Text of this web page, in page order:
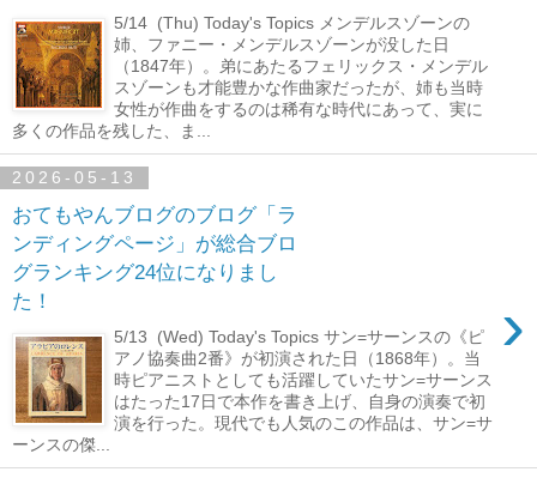
5/14 (Thu) Today's Topics メンデルスゾーンの
姉、ファニー・メンデルスゾーンが没した日
（1847年）。弟にあたるフェリックス・メンデル
スゾーンも才能豊かな作曲家だったが、姉も当時
女性が作曲をするのは稀有な時代にあって、実に
多くの作品を残した、ま...
2026-05-13
おてもやんブログのブログ「ラ
ンディングページ」が総合ブロ
グランキング24位になりまし
た！
›
5/13 (Wed) Today's Topics サン=サーンスの《ピ
アノ協奏曲2番》が初演された日（1868年）。当
時ピアニストとしても活躍していたサン=サーンス
はたった17日で本作を書き上げ、自身の演奏で初
演を行った。現代でも人気のこの作品は、サン=サ
ーンスの傑...